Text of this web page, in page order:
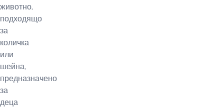
животно,
подходящо
за
количка
или
шейна,
предназначено
за
деца